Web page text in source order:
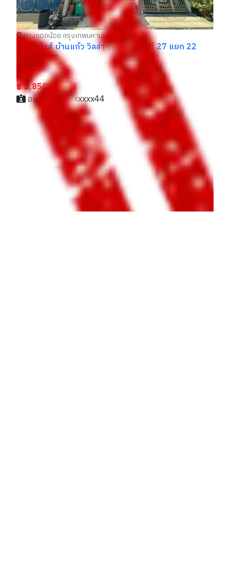
บางกอกน้อย กรุงเทพมหานคร
ทาวน์เฮ้าส์ บ้านแก้ว วิลล่า จรัญสนิทวงศ์ 27 แยก 22
ราคาถูกมาก
ราคา
฿ 3,850,000
อนาคต / 064xxxxx44